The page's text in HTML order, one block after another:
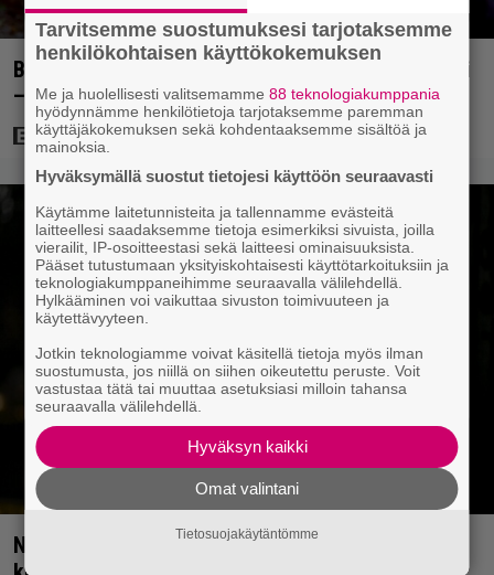
Bond-luojan 68 vuotta sitten lähettämä kirje löytyi
– tältä 007-hahmon piti alun perin näyttää
Netflixissä on nyt upea sarja keskiajan
Tarvitsemme suostumuksesi tarjotaksemme
henkilökohtaisen käyttökokemuksen
Me ja huolellisesti valitsemamme88 teknologiakumppania
hyödynnämme henkilötietoja tarjotaksemme paremman
käyttäjäkokemuksen sekä kohdentaaksemme sisältöä ja
mainoksia.
Hyväksymällä suostut tietojesi käyttöön seuraavasti
Käytämme laitetunnisteita ja tallennamme evästeitä
laitteellesi saadaksemme tietoja esimerkiksi sivuista, joilla
vierailit, IP-osoitteestasi sekä laitteesi ominaisuuksista.
Pääset tutustumaan yksityiskohtaisesti käyttötarkoituksiin ja
teknologiakumppaneihimme seuraavalla välilehdellä.
Hylkääminen voi vaikuttaa sivuston toimivuuteen ja
käytettävyyteen.
Jotkin teknologiamme voivat käsitellä tietoja myös ilman
suostumusta, jos niillä on siihen oikeutettu peruste. Voit
vastustaa tätä tai muuttaa asetuksiasi milloin tahansa
seuraavalla välilehdellä.
Hyväksyn kaikki
Omat valintani
Tietosuojakäytäntömme